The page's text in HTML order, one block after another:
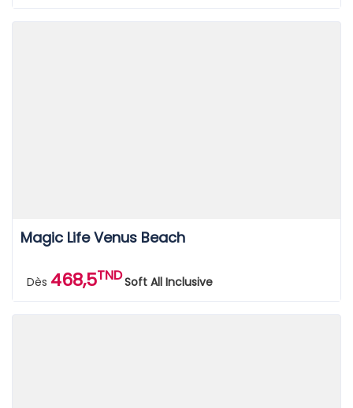
Magic Life Venus Beach
Dès 468,5TNDSoft All Inclusive